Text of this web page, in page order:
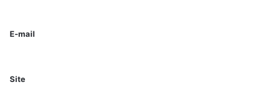
E-mail
Site